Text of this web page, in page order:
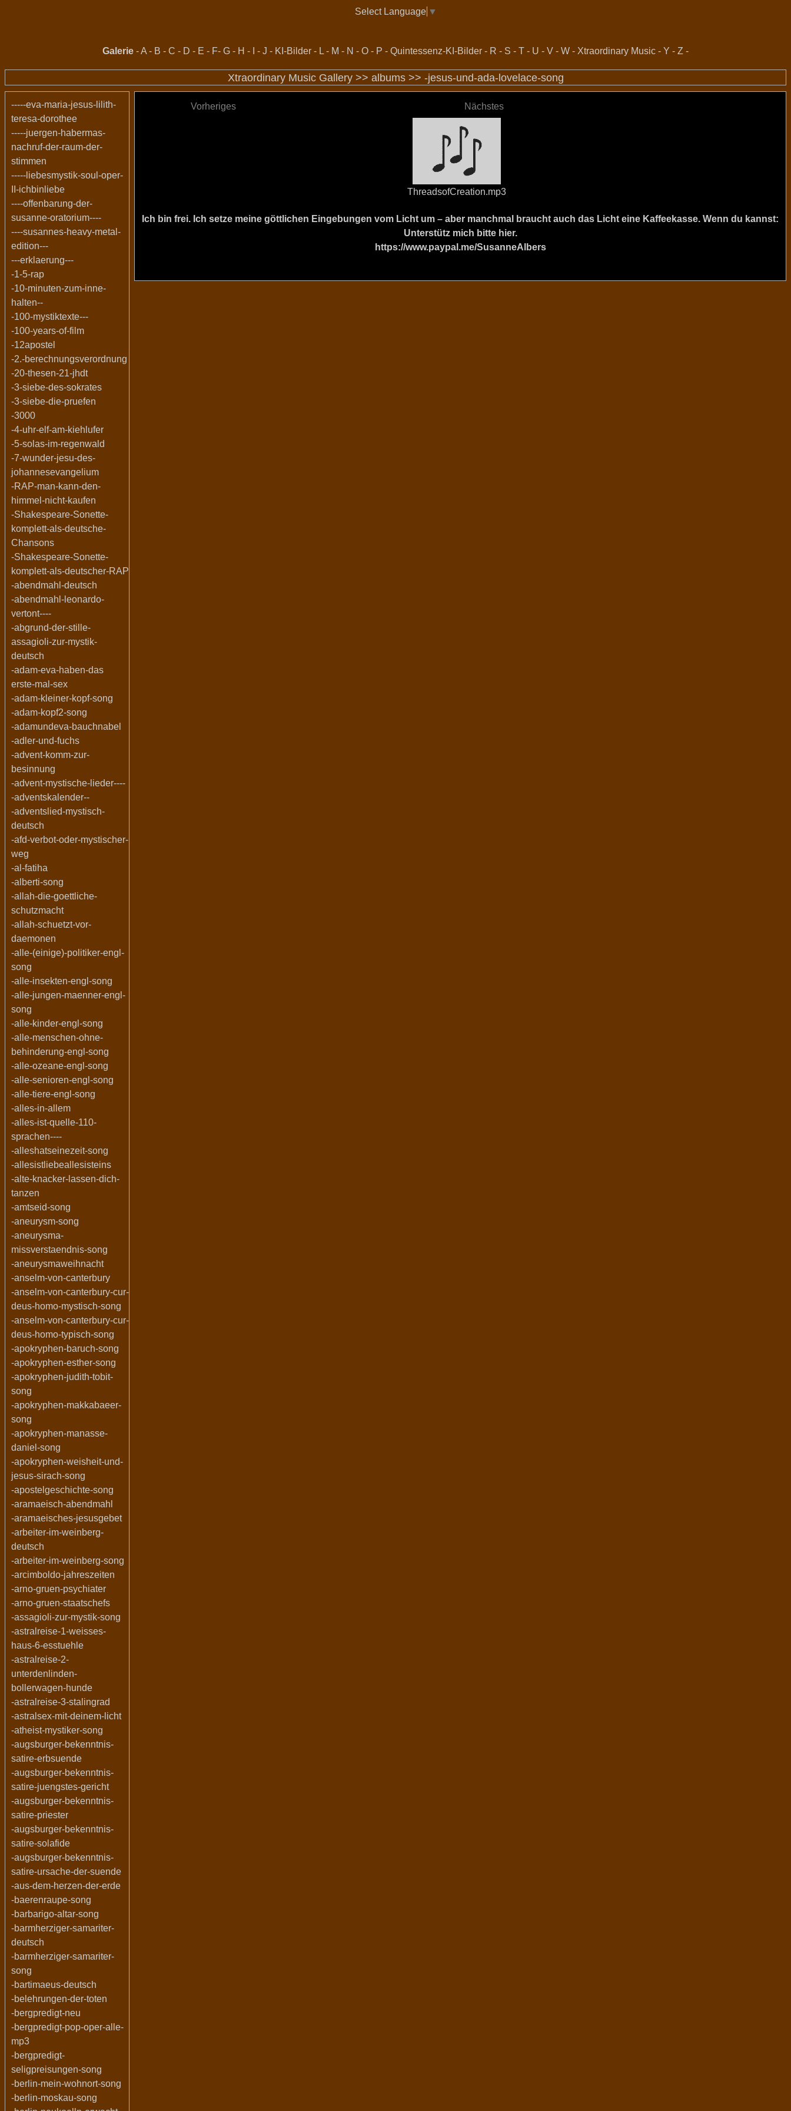
Select Language ▼
Galerie -A - B - C - D - E - F- G - H - - J - KI-Bilder - L - M - N - O - P - Quintessenz-KI-Bilder - R - S - T - U - V - W - Xtraordinary Music - Y - Z -
Xtraordinary Music Gallery >> albums>> -jesus-und-ada-lovelace-song
-----eva-maria-jesus-lilith-
teresa-dorothee
-----juergen-habermas-
nachruf-der-raum-der-
stimmen
-----liebesmystik-soul-oper-
II-ichbinliebe
----offenbarung-der-
susanne-oratorium----
----susannes-heavy-metal-
edition---
---erklaerung---
-1-5-rap
-10-minuten-zum-inne-
halten--
-100-mystiktexte---
-100-years-of-film
-12apostel
-2.-berechnungsverordnung
-20-thesen-21-jhdt
-3-siebe-des-sokrates
-3-siebe-die-pruefen
-3000
-4-uhr-elf-am-kiehlufer
-5-solas-im-regenwald
-7-wunder-jesu-des-
johannesevangelium
-RAP-man-kann-den-
himmel-nicht-kaufen
-Shakespeare-Sonette-
komplett-als-deutsche-
Chansons
-Shakespeare-Sonette-
komplett-als-deutscher-RAP
-abendmahl-deutsch
-abendmahl-leonardo-
vertont----
-abgrund-der-stille-
assagioli-zur-mystik-
deutsch
-adam-eva-haben-das
erste-mal-sex
-adam-kleiner-kopf-song
-adam-kopf2-song
-adamundeva-bauchnabel
-adler-und-fuchs
-advent-komm-zur-
besinnung
-advent-mystische-lieder----
-adventskalender--
-adventslied-mystisch-
deutsch
-afd-verbot-oder-mystischer-
weg
-al-fatiha
-alberti-song
-allah-die-goettliche-
schutzmacht
-allah-schuetzt-vor-
daemonen
-alle-(einige)-politiker-engl-
song
-alle-insekten-engl-song
-alle-jungen-maenner-engl-
song
-alle-kinder-engl-song
-alle-menschen-ohne-
behinderung-engl-song
-alle-ozeane-engl-song
-alle-senioren-engl-song
-alle-tiere-engl-song
-alles-in-allem
-alles-ist-quelle-110-
sprachen----
-alleshatseinezeit-song
-allesistliebeallesisteins
-alte-knacker-lassen-dich-
tanzen
-amtseid-song
-aneurysm-song
-aneurysma-
missverstaendnis-song
-aneurysmaweihnacht
-anselm-von-canterbury
-anselm-von-canterbury-cur-
deus-homo-mystisch-song
-anselm-von-canterbury-cur-
deus-homo-typisch-song
-apokryphen-baruch-song
-apokryphen-esther-song
-apokryphen-judith-tobit-
song
-apokryphen-makkabaeer-
song
-apokryphen-manasse-
daniel-song
-apokryphen-weisheit-und-
jesus-sirach-song
-apostelgeschichte-song
-aramaeisch-abendmahl
-aramaeisches-jesusgebet
-arbeiter-im-weinberg-
deutsch
-arbeiter-im-weinberg-song
-arcimboldo-jahreszeiten
-arno-gruen-psychiater
-arno-gruen-staatschefs
-assagioli-zur-mystik-song
-astralreise-1-weisses-
haus-6-esstuehle
-astralreise-2-
unterdenlinden-
bollerwagen-hunde
-astralreise-3-stalingrad
-astralsex-mit-deinem-licht
-atheist-mystiker-song
-augsburger-bekenntnis-
satire-erbsuende
-augsburger-bekenntnis-
satire-juengstes-gericht
-augsburger-bekenntnis-
satire-priester
-augsburger-bekenntnis-
satire-solafide
-augsburger-bekenntnis-
satire-ursache-der-suende
-aus-dem-herzen-der-erde
-baerenraupe-song
-barbarigo-altar-song
-barmherziger-samariter-
deutsch
-barmherziger-samariter-
song
-bartimaeus-deutsch
-belehrungen-der-toten
-bergpredigt-neu
-bergpredigt-pop-oper-alle-
mp3
-bergpredigt-
seligpreisungen-song
-berlin-mein-wohnort-song
-berlin-moskau-song
Vorheriges Nächstes
ThreadsofCreation.mp3
Ich bin frei. Ich setze meine göttlichen Eingebungen vom Licht um – aber manchmal braucht auch das Licht eine Kaffeekasse. Wenn du kannst:
Unterstütz mich bitte hier.
https://www.paypal.me/SusanneAlbers